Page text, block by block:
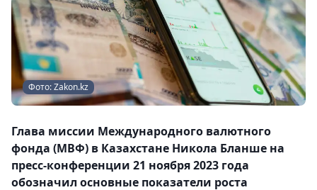
Фото: Zakon.kz
Глава миссии Международного валютного
фонда (МВФ) в Казахстане Никола Бланше на
пресс-конференции 21 ноября 2023 года
обозначил основные показатели роста